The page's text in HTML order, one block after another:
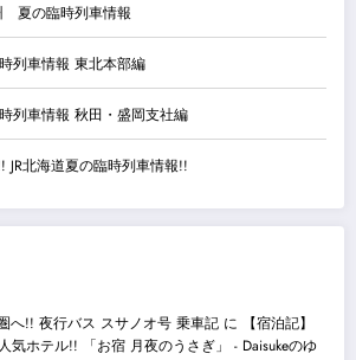
夏の臨時列車情報
列車情報 東北本部編
列車情報 秋田・盛岡支社編
JR北海道夏の臨時列車情報!!
へ!! 夜行バス スサノオ号 乗車記 に
【宿泊記】
気ホテル!! 「お宿 月夜のうさぎ」 - Daisukeのゆ